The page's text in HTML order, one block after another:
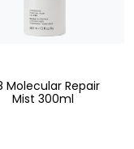
Molecular Repair
Mist 300ml